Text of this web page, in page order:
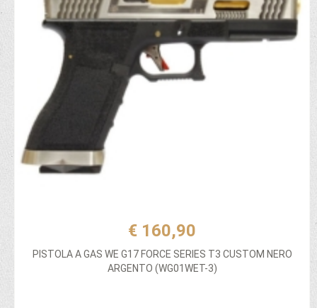
€ 160,90
PISTOLA A GAS WE G17 FORCE SERIES T3 CUSTOM NERO
ARGENTO (WG01WET-3)